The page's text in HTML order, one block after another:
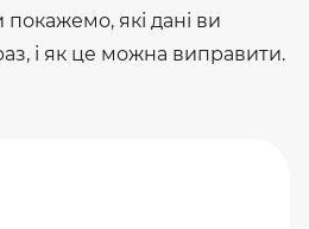
які дані ви
і як це можна виправити.